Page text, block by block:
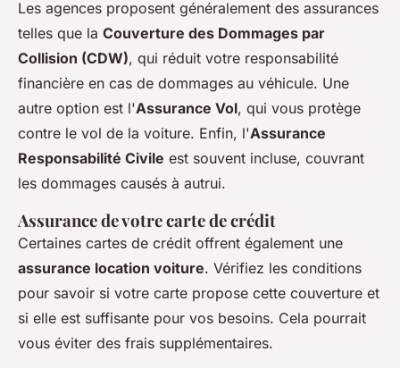
Les agences proposent généralement des assurances
telles que la Couverture des Dommages par
Collision (CDW), qui réduit votre responsabilité
financière en cas de dommages au véhicule. Une
autre option est l'Assurance Vol, qui vous protège
contre le vol de la voiture. Enfin, l'Assurance
Responsabilité Civile est souvent incluse, couvrant
les dommages causés à autrui.
Assurance de votre carte de crédit
Certaines cartes de crédit offrent également une
assurance location voiture. Vérifiez les conditions
pour savoir si votre carte propose cette couverture et
si elle est suffisante pour vos besoins. Cela pourrait
vous éviter des frais supplémentaires.